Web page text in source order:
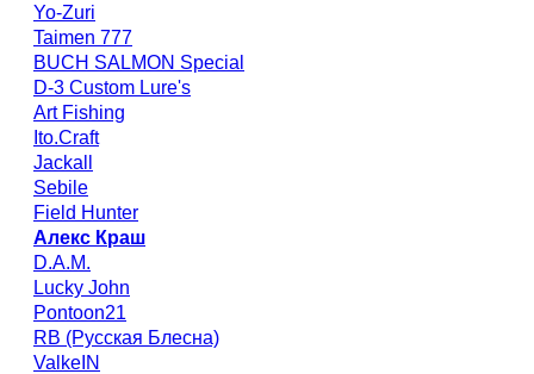
Yo-Zuri
Taimen 777
BUCH SALMON Special
D-3 Custom Lure's
Art Fishing
Ito.Craft
Jackall
Sebile
Field Hunter
Алекс Краш
D.A.M.
Lucky John
Pontoon21
RB (Русская Блесна)
ValkeIN